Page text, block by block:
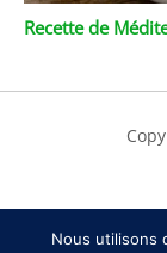
Recette de
Nous utilisons